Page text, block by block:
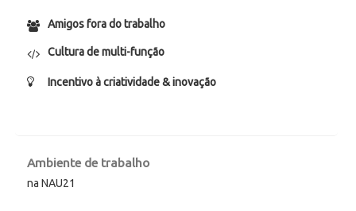
Amigos fora do trabalho
Cultura de multi-função
Incentivo à criatividade & inovação
Ambiente de trabalho
na NAU21